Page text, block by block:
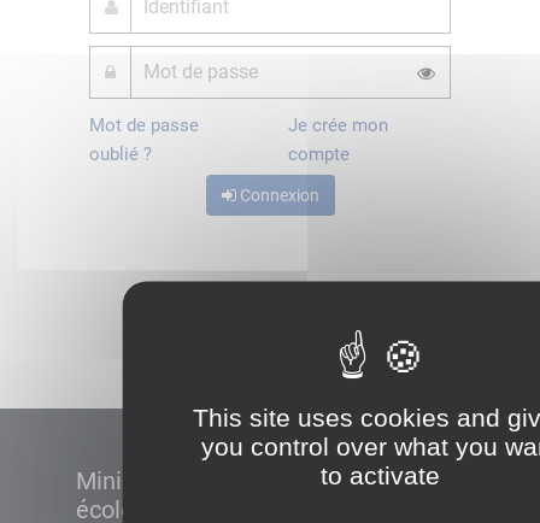
This site uses cookies and
you control over what you
to activate
Mot de passe
oublié ?
Je crée mon
compte
Connexion
Ministère de la Transition
écologique et de la